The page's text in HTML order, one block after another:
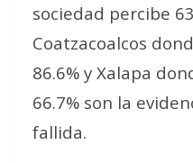
sociedad percibe
Coatzacoalcos
86.6% y Xalapa
66.7% son la
fallida.